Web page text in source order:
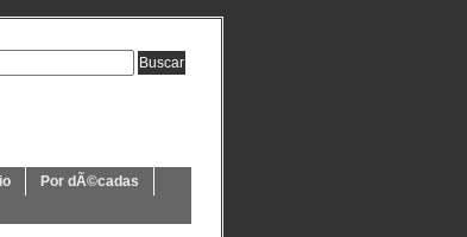
Por dÃ©cadas